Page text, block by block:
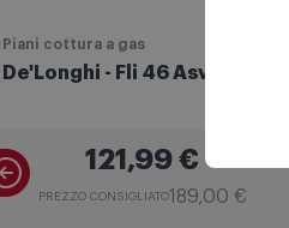
Piani cottura a gas
121,99€